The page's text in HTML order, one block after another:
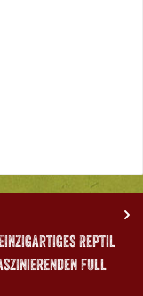
Reptil
Full